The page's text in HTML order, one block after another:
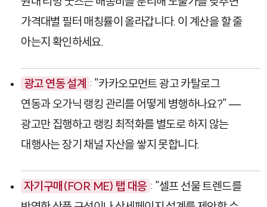
가격대별 필터 매칭률이 올라갑니다. 이 계산을 할 줄
아는지 확인하세요.
광고 연동 설계 : "카카오모먼트 광고 카탈로그
연동과 오가닉 랭킹 관리를 어떻게 병행하나요?" —
광고만 집행하고 랭킹 최적화를 별도로 하지 않는
대행사는 장기 채널 자산을 쌓지 못합니다.
자기구매(FOR ME) 탭 대응 : "셀프 선물 트렌드를